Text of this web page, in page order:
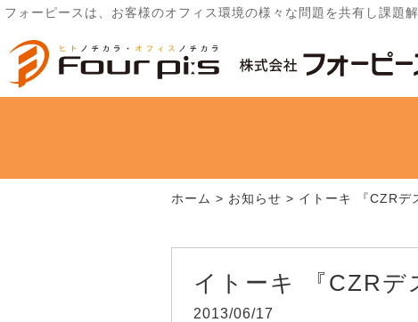
フォーピースは、お客様のオフィス環境の様々な問題を共有し課題
ホーム > お知らせ > イトーキ 『CZRデ
イトーキ 『CZRデ
2013/06/17